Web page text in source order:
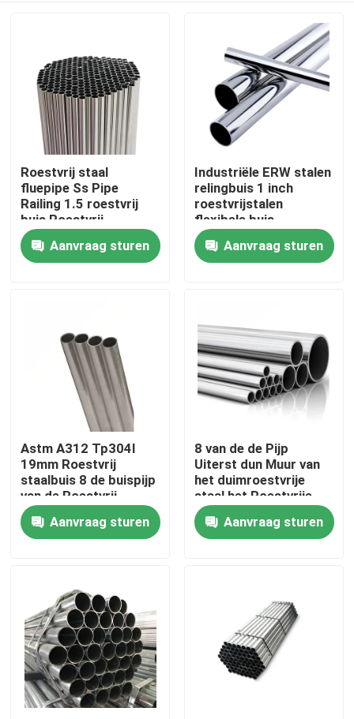
Thuis
video's
Fabriekstocht
Kwaliteitscontrole
Nieuws
Vraag een offerte
De Bladen van de roestvrij staalplaat
Roestvrij staal
fluepipe Ss Pipe
Railing 1.5 roestvrij
buis Roestvrij
intercooler buis
Aanvraag sturen
Industriële ERW stalen
relingbuis 1 inch
roestvrijstalen
flexibele buis
Aanvraag sturen
Astm A312 Tp304l
19mm Roestvrij
staalbuis 8 de buispijp
van de Roestvrij
staalpijp Tp347h
Aanvraag sturen
8 van de de Pijp
Uiterst dun Muur van
het duimroestvrije
staal het Roestvrije
staalbuizenstelsel
Aanvraag sturen